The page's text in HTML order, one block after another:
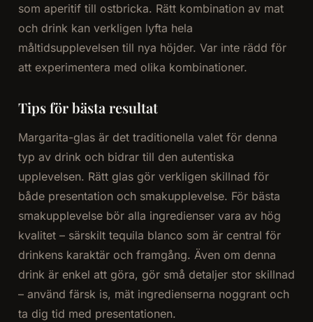
som aperitif till ostbricka. Rätt kombination av mat
och drink kan verkligen lyfta hela
måltidsupplevelsen till nya höjder. Var inte rädd för
att experimentera med olika kombinationer.
Tips för bästa resultat
Margarita-glas är det traditionella valet för denna
typ av drink och bidrar till den autentiska
upplevelsen. Rätt glas gör verkligen skillnad för
både presentation och smakupplevelse. För bästa
smakupplevelse bör alla ingredienser vara av hög
kvalitet – särskilt tequila blanco som är central för
drinkens karaktär och framgång. Även om denna
drink är enkel att göra, gör små detaljer stor skillnad
– använd färsk is, mät ingredienserna noggrant och
ta dig tid med presentationen.